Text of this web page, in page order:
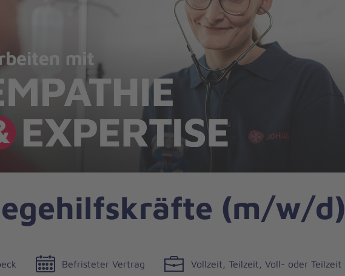
(m/w/d)
Befristeter Vertrag Vollzeit, Teilzeit, Voll- oder Teilzeit